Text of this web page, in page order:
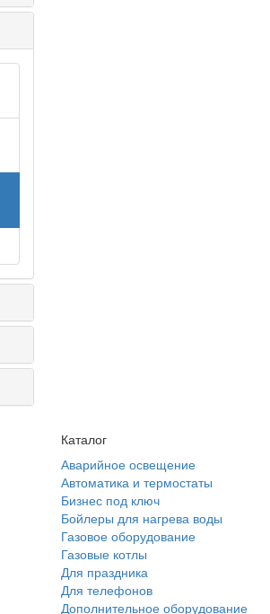
Каталог
Аварийное освещение
Автоматика и термостаты
Бизнес под ключ
Бойлеры для нагрева воды
Газовое оборудование
Газовые котлы
Для праздника
Для телефонов
Дополнительное оборудование